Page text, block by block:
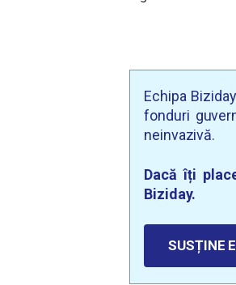
Echipa
fonduri
neinvazivă.
Dacă îți
Biziday.
SUSȚINE